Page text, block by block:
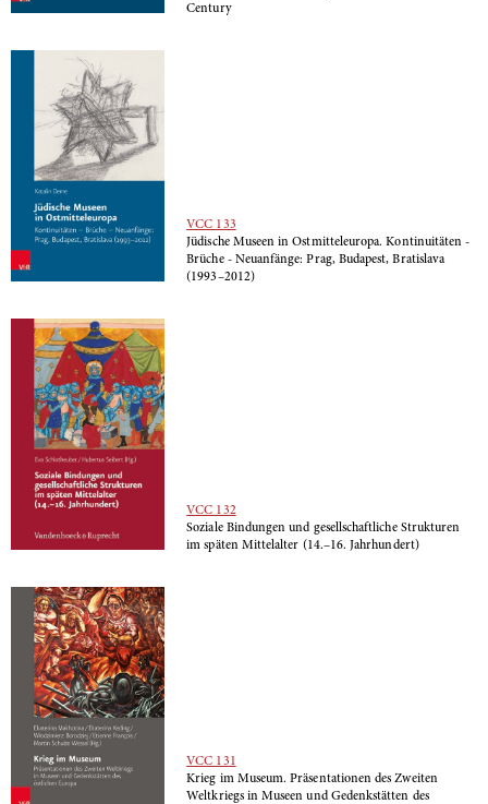
Century
VCC 133
Jüdische Museen in Ostmitteleuropa. Kontinuitäten -
Brüche - Neuanfänge: Prag, Budapest, Bratislava
(1993–2012)
VCC 132
Soziale Bindungen und gesellschaftliche Strukturen
im späten Mittelalter (14.–16. Jahrhundert)
VCC 131
Krieg im Museum. Präsentationen des Zweiten
Weltkriegs in Museen und Gedenkstätten des